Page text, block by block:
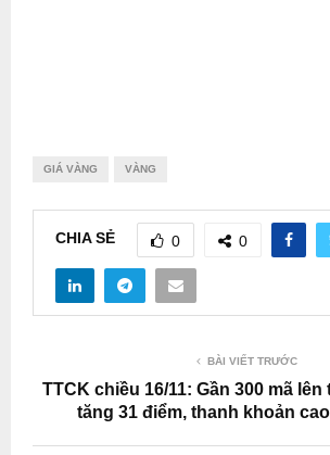
GIÁ VÀNG VÀNG
CHIA SẺ 0 0
BÀI VIẾT TRƯỚC
TTCK chiều 16/11: Gần 300 mã lên
tăng 31 điểm, thanh khoản cao